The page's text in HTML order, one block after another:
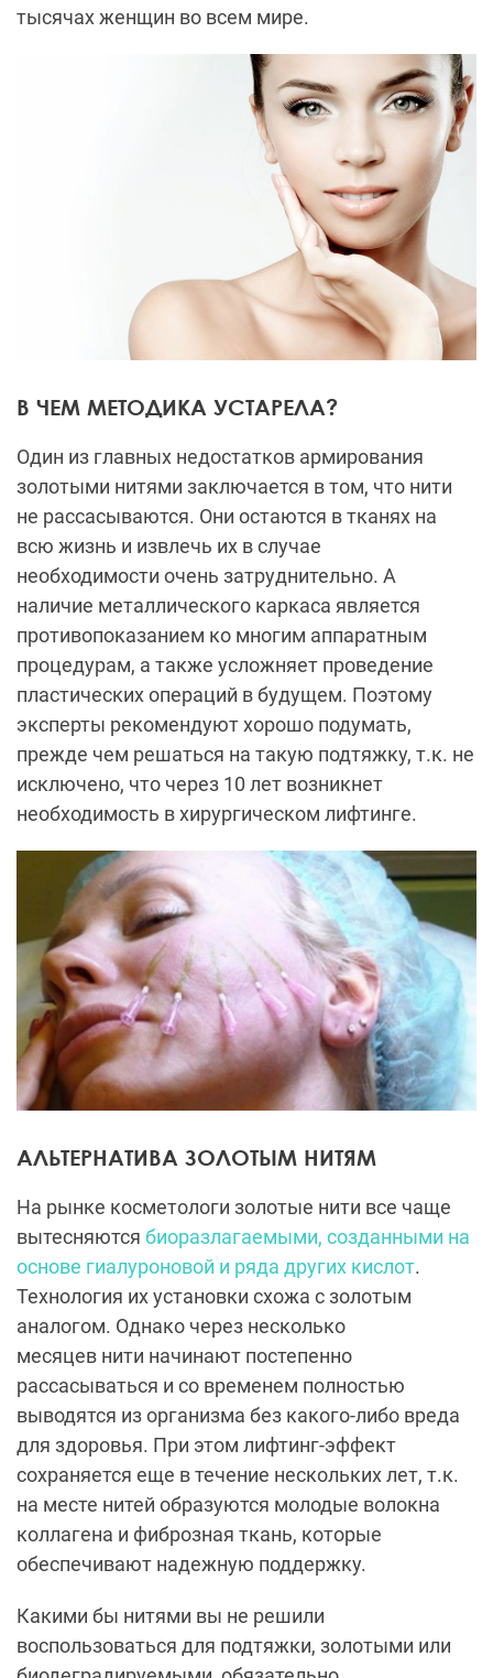
тысячах женщин во всем мире.
В ЧЕМ МЕТОДИКА УСТАРЕЛА?
Один из главных недостатков армирования
золотыми нитями заключается в том, что нити
не рассасываются. Они остаются в тканях на
всю жизнь и извлечь их в случае
необходимости очень затруднительно. А
наличие металлического каркаса является
противопоказанием ко многим аппаратным
процедурам, а также усложняет проведение
пластических операций в будущем. Поэтому
эксперты рекомендуют хорошо подумать,
прежде чем решаться на такую подтяжку, т.к. не
исключено, что через 10 лет возникнет
необходимость в хирургическом лифтинге.
АЛЬТЕРНАТИВА ЗОЛОТЫМ НИТЯМ
На рынке косметологи золотые нити все чаще
вытесняются биоразлагаемыми, созданными на
основе гиалуроновой и ряда других кислот.
Технология их установки схожа с золотым
аналогом. Однако через несколько
месяцев нити начинают постепенно
рассасываться и со временем полностью
выводятся из организма без какого-либо вреда
для здоровья. При этом лифтинг-эффект
сохраняется еще в течение нескольких лет, т.к.
на месте нитей образуются молодые волокна
коллагена и фиброзная ткань, которые
обеспечивают надежную поддержку.
Какими бы нитями вы не решили
воспользоваться для подтяжки, золотыми или